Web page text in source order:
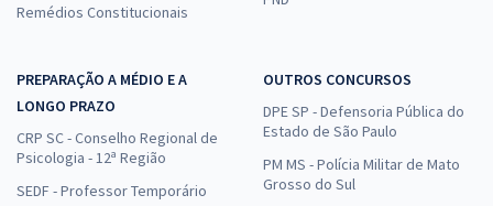
Remédios Constitucionais
PREPARAÇÃO A MÉDIO E A
LONGO PRAZO
CRP SC - Conselho Regional de
Psicologia - 12ª Região
SEDF - Professor Temporário
OUTROS CONCURSOS
DPE SP - Defensoria Pública do
Estado de São Paulo
PM MS - Polícia Militar de Mato
Grosso do Sul